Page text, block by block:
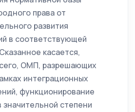
права от
развития
в соответствующей
касается,
ОМП, разрешающих
интеграционных
функционирование
значительной степени